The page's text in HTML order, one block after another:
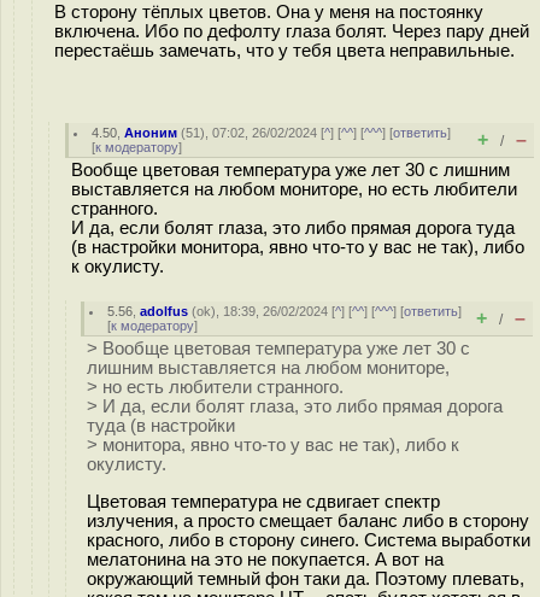
В сторону тёплых цветов. Она у меня на постоянку
включена. Ибо по дефолту глаза болят. Через пару дней
перестаёшь замечать, что у тебя цвета неправильные.
4.50 ,Аноним (51), 07:02, 26/02/2024 [^] [^^] [^^^] [ответить]
[к модератору] + / –
Вообще цветовая температура уже лет 30 с лишним
выставляется на любом мониторе, но есть любители
странного.
И да, если болят глаза, это либо прямая дорога туда
(в настройки монитора, явно что-то у вас не так), либо
к окулисту.
5.56 ,adolfus (ok), 18:39, 26/02/2024 [^] [^^] [^^^] [ответить]
[к модератору] + / –
> Вообще цветовая температура уже лет 30 с
лишним выставляется на любом мониторе,
> но есть любители странного.
> И да, если болят глаза, это либо прямая дорога
туда (в настройки
> монитора, явно что-то у вас не так), либо к
окулисту.
Цветовая температура не сдвигает спектр
излучения, а просто смещает баланс либо в сторону
красного, либо в сторону синего. Система выработки
мелатонина на это не покупается. А вот на
окружающий темный фон таки да. Поэтому плевать,